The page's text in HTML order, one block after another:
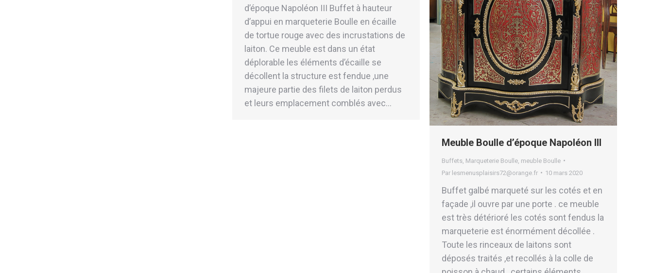
d’époque Napoléon III Buffet à hauteur
d’appui en marqueterie Boulle en écaille
de tortue rouge avec des incrustations de
laiton. Ce meuble est dans un état
déplorable les éléments d’écaille se
décollent la structure est fendue ,une
majeure partie des filets de laiton perdus
et leurs emplacement comblés avec…
Meuble Boulle d’époque Napoléon III
Buffets Marqueterie Boulle meuble Boulle
Par lesmenusplaisirs72@orange.fr 10 mars 2020
Buffet galbé marqueté sur les cotés et en
façade ,il ouvre par une porte . ce meuble
est très détérioré les cotés sont fendus la
marqueterie est énormément décollée .
Toute les rinceaux de laitons sont
déposés traités ,et recollés à la colle de